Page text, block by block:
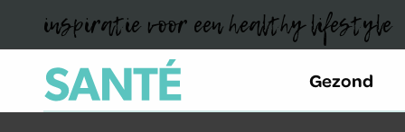
inspiratie voor een healthy lifestyle
Gezond